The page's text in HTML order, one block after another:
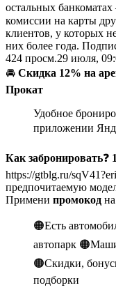
остальных
комиссии на карты
клиентов, у которых
них более года.
424 просм.29 июля,
🚘 Скидка 12% на
Прокат
Удобное
приложении
Как забронировать❓
https://gtblg.ru/
предпочитаемую
Примени промокод
🟠Есть
автопарк
🟠Скидки,
подборки